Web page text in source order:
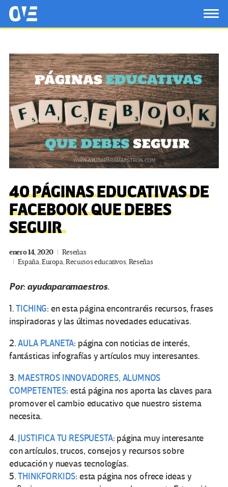
Saltar al contenido principal
OtrasVocesenEducacion.org
40 PÁGINAS EDUCATIVAS DE
FACEBOOK QUE DEBES
SEGUIR
enero 14, 2020
Reseñas
España,Europa,Recursos educativos,Reseñas
Por: ayudaparamaestros.
1.TICHING: en esta página encontraréis recursos, frases
inspiradoras y las últimas novedades educativas.
2.AULA PLANETA: página con noticias de interés,
fantásticas infografías y artículos muy interesantes.
3. MAESTROS INNOVADORES, ALUMNOS
COMPETENTES: está página nos aporta las claves para
promover el cambio educativo que nuestro sistema
necesita.
4.JUSTIFICA TU RESPUESTA: página muy interesante
con artículos, trucos, consejos y recursos sobre
educación y nuevas tecnologías.
5.THINKFORKIDS: esta página nos ofrece ideas y